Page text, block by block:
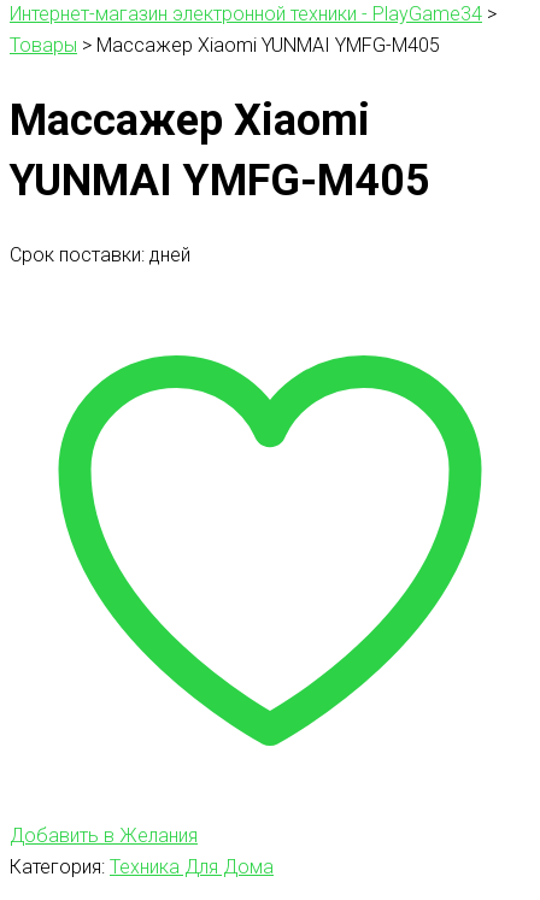
Интернет-магазин электронной техники - PlayGame34 >
Товары > Массажер Xiaomi YUNMAI YMFG-M405
Массажер Xiaomi
YUNMAI YMFG-M405
Срок поставки: дней
Добавить в Желания
Категория: Техника Для Дома